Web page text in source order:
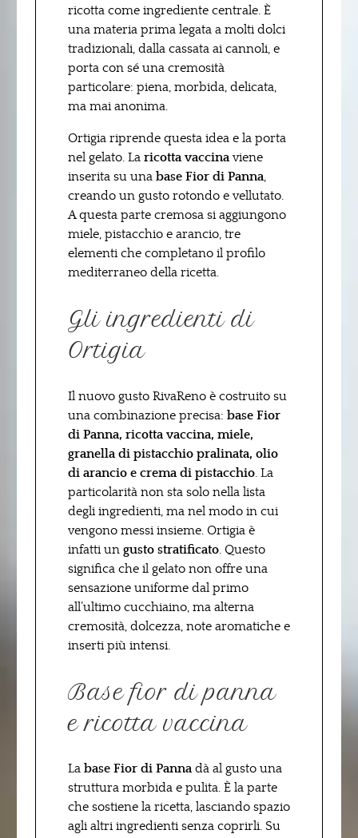
ricotta come ingrediente centrale. È
una materia prima legata a molti dolci
tradizionali, dalla cassata ai cannoli, e
porta con sé una cremosità
particolare: piena, morbida, delicata,
ma mai anonima.
Ortigia riprende questa idea e la porta
nel gelato. La ricotta vaccinaviene
inserita su una base Fior di Panna,
creando un gusto rotondo e vellutato.
A questa parte cremosa si aggiungono
miele, pistacchio e arancio, tre
elementi che completano il profilo
mediterraneo della ricetta.
Gli ingredienti di
Ortigia
Il nuovo gusto RivaReno è costruito su
una combinazione precisa: base Fior
di Panna, ricotta vaccina, miele,
granella di pistacchio pralinata, olio
di arancio e crema di pistacchio. La
particolarità non sta solo nella lista
degli ingredienti, ma nel modo in cui
vengono messi insieme. Ortigia è
infatti un gusto stratificato. Questo
significa che il gelato non offre una
sensazione uniforme dal primo
all’ultimo cucchiaino, ma alterna
cremosità, dolcezza, note aromatiche e
inserti più intensi.
Base fior di panna
e ricotta vaccina
La base Fior di Pannadà al gusto una
struttura morbida e pulita. È la parte
che sostiene la ricetta, lasciando spazio
agli altri ingredienti senza coprirli. Su